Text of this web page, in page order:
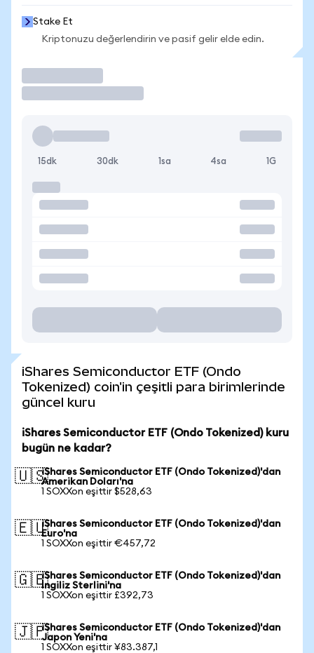
Stake Et
Kriptonuzu değerlendirin ve pasif gelir elde edin.
15dk 30dk 1sa 4sa 1G
iShares Semiconductor ETF (Ondo
Tokenized) coin'in çeşitli para birimlerinde
güncel kuru
iShares Semiconductor ETF (Ondo Tokenized) kuru
bugün ne kadar?
🇺🇸iShares Semiconductor ETF (Ondo Tokenized)'dan
Amerikan Doları'na
1 SOXXon eşittir $528,63
🇪🇺iShares Semiconductor ETF (Ondo Tokenized)'dan
Euro'na
1 SOXXon eşittir €457,72
🇬🇧iShares Semiconductor ETF (Ondo Tokenized)'dan
İngiliz Sterlini'na
1 SOXXon eşittir £392,73
🇯🇵iShares Semiconductor ETF (Ondo Tokenized)'dan
Japon Yeni'na
1 SOXXon eşittir ¥83.387,1